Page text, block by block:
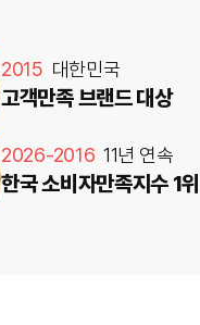
2015 대한민국
고객만족 브랜드 대상
2026-2016 11년 연속
한국 소비자만족지수 1위